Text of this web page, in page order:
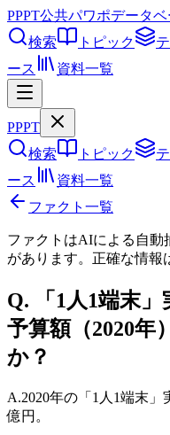
PPPT公共パワポデータベ
検索
トピック
ース
資料一覧
PPPT
検索
トピック
ース
資料一覧
ファクト一覧
ファクトはAIによる自動
があります。正確な情報
Q.
「1人1端末
予算額（2020年
か？
A.2020年の「1人1端末」
億円。